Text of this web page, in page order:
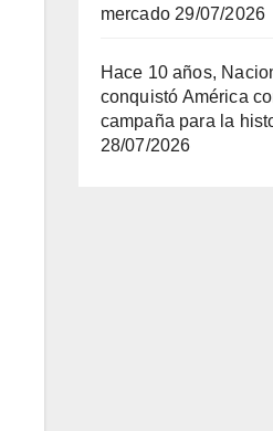
mercado 29/07/2026
Hace 10 años,
conquistó América
campaña para la
28/07/2026